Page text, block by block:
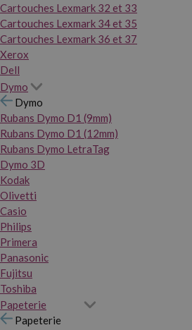
Cartouches Lexmark 32 et 33
Cartouches Lexmark 34 et 35
Cartouches Lexmark 36 et 37
Xerox
Dell
Dymo
Dymo
Rubans Dymo D1 (9mm)
Rubans Dymo D1 (12mm)
Rubans Dymo LetraTag
Dymo 3D
Kodak
Olivetti
Casio
Philips
Primera
Panasonic
Fujitsu
Toshiba
Papeterie
Papeterie